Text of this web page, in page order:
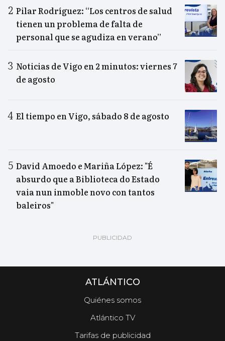
Pilar Rodríguez: “Los centros de salud
tienen un problema de falta de
personal que se agudiza en verano”
Noticias de Vigo en 2 minutos: viernes 7
de agosto
El tiempo en Vigo, sábado 8 de agosto
David Amoedo e Mariña López: "É
absurdo que a Biblioteca do Estado
vaia nun inmoble novo con tantos
baleiros"
ATLÁNTICO
Quiénes somos
Atlántico TV
Tarifas de publicidad